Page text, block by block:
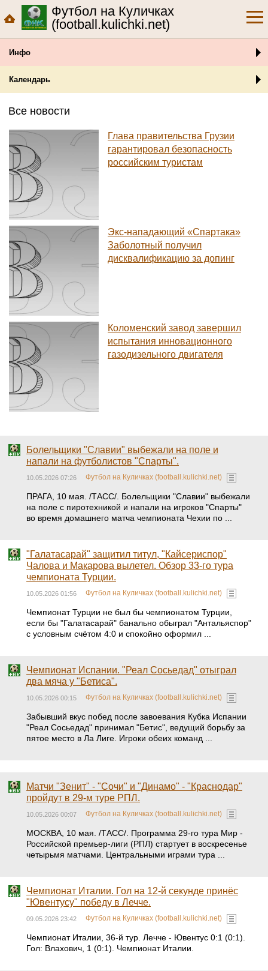
Футбол на Куличках
(football.kulichki.net)
Инфо
Календарь
Все новости
Глава правительства Грузии
гарантировал безопасность
российским туристам
Экс-нападающий «Спартака»
Заболотный получил
дисквалификацию за допинг
Коломенский завод завершил
испытания инновационного
газодизельного двигателя
Болельщики "Славии" выбежали на поле и
напали на футболистов "Спарты".
10.05.2026 07:26 Футбол на Куличках (football.kulichki.net)
ПРАГА, 10 мая. /ТАСС/. Болельщики "Славии" выбежали
на поле с пиротехникой и напали на игроков "Спарты"
во время домашнего матча чемпионата Чехии по ...
"Галатасарай" защитил титул, "Кайсериспор"
Чалова и Макарова вылетел. Обзор 33-го тура
чемпионата Турции.
10.05.2026 01:56 Футбол на Куличках (football.kulichki.net)
Чемпионат Турции не был бы чемпионатом Турции,
если бы "Галатасарай" банально обыграл "Антальяспор"
с условным счётом 4:0 и спокойно оформил ...
Чемпионат Испании. "Реал Сосьедад" отыграл
два мяча у "Бетиса".
10.05.2026 00:15 Футбол на Куличках (football.kulichki.net)
Забывший вкус побед после завоевания Кубка Испании
"Реал Сосьедад" принимал "Бетис", ведущий борьбу за
пятое место в Ла Лиге. Игроки обеих команд ...
Матчи "Зенит" - "Сочи" и "Динамо" - "Краснодар"
пройдут в 29-м туре РПЛ.
10.05.2026 00:07 Футбол на Куличках (football.kulichki.net)
МОСКВА, 10 мая. /ТАСС/. Программа 29-го тура Мир -
Российской премьер-лиги (РПЛ) стартует в воскресенье
четырьмя матчами. Центральными играми тура ...
Чемпионат Италии. Гол на 12-й секунде принёс
"Ювентусу" победу в Лечче.
09.05.2026 23:42 Футбол на Куличках (football.kulichki.net)
Чемпионат Италии, 36-й тур. Лечче - Ювентус 0:1 (0:1).
Гол: Влахович, 1 (0:1). Чемпионат Италии.